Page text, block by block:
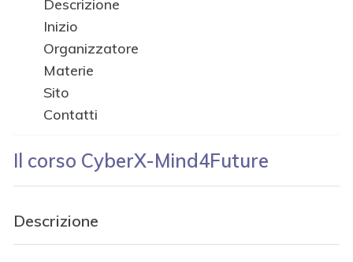
Descrizione
Inizio
Organizzatore
Materie
Sito
Contatti
Il corso CyberX-Mind4Future
Descrizione